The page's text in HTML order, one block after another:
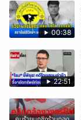
00:38
22:51